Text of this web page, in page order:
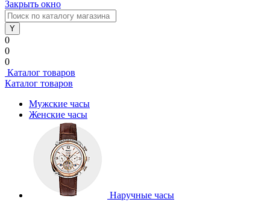
Закрыть окно
0
0
0
Каталог товаров
Каталог товаров
Мужские часы
Женские часы
Наручные часы